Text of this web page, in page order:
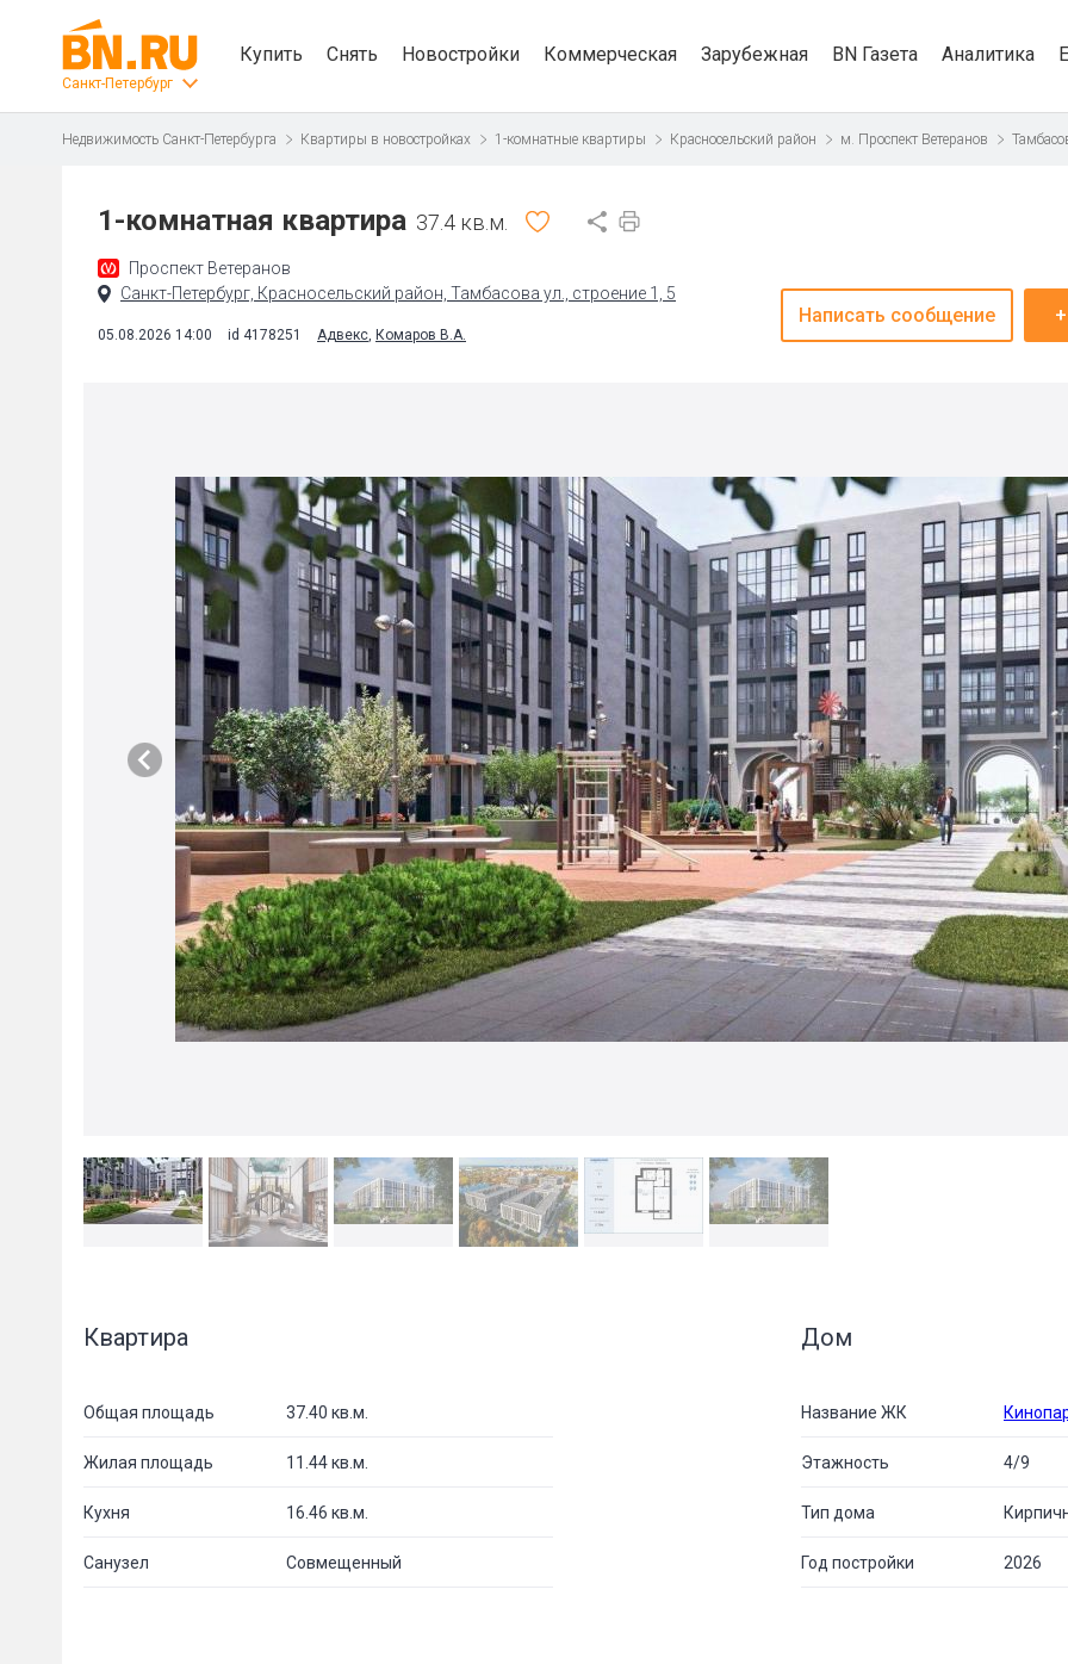
Санкт-Петербург
Купить Снять Новостройки Коммерческая Зарубежная BN Газета Аналитика
Недвижимость Санкт-Петербурга Квартиры в новостройках 1-комнатные квартиры Красносельский район м. Проспект Ветеранов
1-комнатная квартира 37.4 кв.м.
Проспект Ветеранов
Санкт-Петербург, Красносельский район, Тамбасова ул., строение 1, 5
05.08.2026 14:00 id 4178251 Адвекс, Комаров В.А.
Написать сообщение
Квартира
Общая площадь 37.40 кв.м.
Жилая площадь 11.44 кв.м.
Кухня 16.46 кв.м.
Санузел Совмещенный
Дом
Название ЖК
Этажность 4/9
Тип дома
Год постройки 2026